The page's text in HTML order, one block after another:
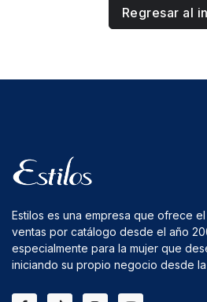
Regresar al
Estilos es una empresa que ofrece
ventas por catálogo desde el año
especialmente para la mujer que
iniciando su propio negocio desde